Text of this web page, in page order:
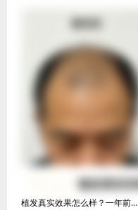
植发真实效果怎么样？一年前...